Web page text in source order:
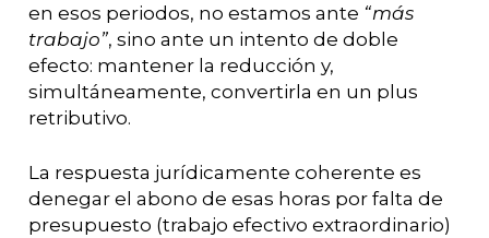
en esos periodos, no estamos ante “más
trabajo”, sino ante un intento de doble
efecto: mantener la reducción y,
simultáneamente, convertirla en un plus
retributivo.
La respuesta jurídicamente coherente es
denegar el abono de esas horas por falta de
presupuesto (trabajo efectivo extraordinario)